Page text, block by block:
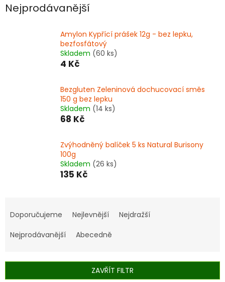
Nejprodávanější
Amylon Kypřící prášek 12g - bez lepku,
bezfosfátový
Skladem (60 ks)
4 Kč
Bezgluten Zeleninová dochucovací směs
150 g bez lepku
Skladem (14 ks)
68 Kč
Zvýhodněný balíček 5 ks Natural Burisony
100g
Skladem (26 ks)
135 Kč
a
e
Doporučujeme Nejlevnější
Nejdražší
Nejprodávanější
Abecedně
ZAVŘÍT FILTR